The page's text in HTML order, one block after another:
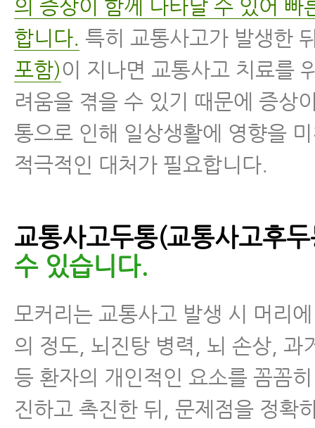
의 증상이 함께 나타날 수 있어 빠
합니다. 특히 교통사고가 발생한
포함)이 지나면 교통사고 치료를
려움을 겪을 수 있기 때문에 증상
통으로 인해 일상생활에 영향을
적극적인 대처가 필요합니다.
교통사고두통(교통사고후
수 있습니다.
모커리는 교통사고 발생 시 머리
의 정도, 뇌진탕 병력, 뇌 손상, 과
등 환자의 개인적인 요소를 꼼꼼
진하고 촉진한 뒤, 문제점을 정확